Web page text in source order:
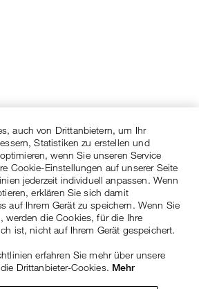
auch von Drittanbietern, um Ihr
Statistiken zu erstellen und
wenn Sie unseren Service
Cookie-Einstellungen auf unserer Seite
jederzeit individuell anpassen. Wenn
erklären Sie sich damit
auf Ihrem Gerät zu speichern. Wenn Sie
werden die Cookies, für die Ihre
ist, nicht auf Ihrem Gerät gespeichert.
erfahren Sie mehr über unsere
Drittanbieter-Cookies. Mehr